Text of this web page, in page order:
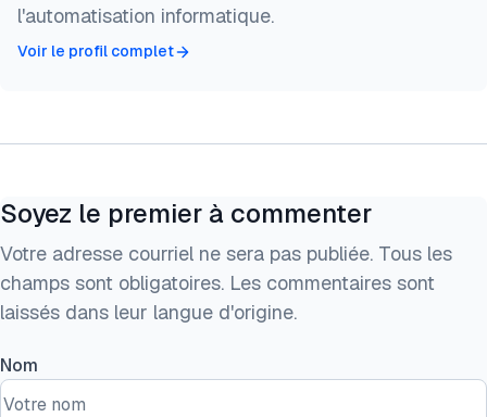
l'automatisation informatique.
Voir le profil complet
Soyez le premier à commenter
Votre adresse courriel ne sera pas publiée. Tous les
champs sont obligatoires. Les commentaires sont
laissés dans leur langue d'origine.
Nom